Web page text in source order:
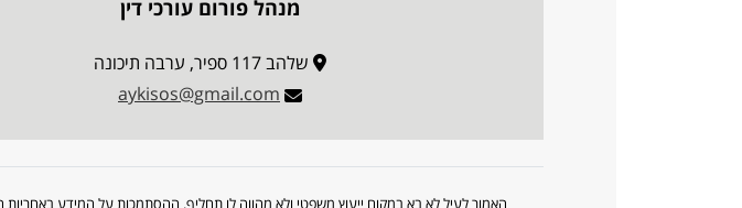
מנהל פורום עורכי דין
שלהב 117 ספיר, ערבה תיכונה
aykisos@gmail.com
האמור לעיל לא בא במקום ייעוץ משפטי ולא מהווה לו תחליף. ההסתמכות על המידע